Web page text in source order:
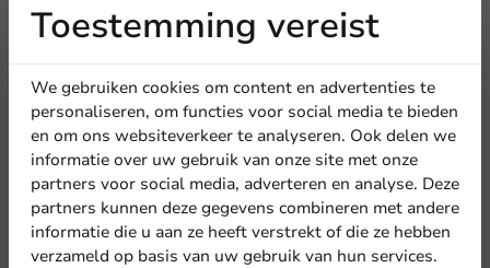
Toestemming vereist
We gebruiken cookies om content en advertenties te
personaliseren, om functies voor social media te bieden
en om ons websiteverkeer te analyseren. Ook delen we
informatie over uw gebruik van onze site met onze
partners voor social media, adverteren en analyse. Deze
partners kunnen deze gegevens combineren met andere
informatie die u aan ze heeft verstrekt of die ze hebben
verzameld op basis van uw gebruik van hun services.
Ontvang5%
korting
Meld je aan voor onze
nieuwsbrief!